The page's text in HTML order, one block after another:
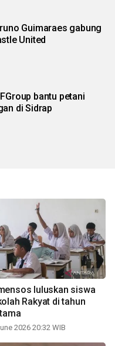
Guimaraes gabung
United
bantu petani
di Sidrap
luluskan siswa
Rakyat di tahun
2026 20:32 WIB